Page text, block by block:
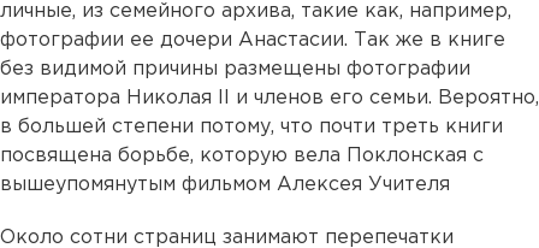
личные, из семейного архива, такие как, например,
фотографии ее дочери Анастасии. Так же в книге
без видимой причины размещены фотографии
императора Николая II и членов его семьи. Вероятно,
в большей степени потому, что почти треть книги
посвящена борьбе, которую вела Поклонская с
вышеупомянутым фильмом Алексея Учителя
Около сотни страниц занимают перепечатки